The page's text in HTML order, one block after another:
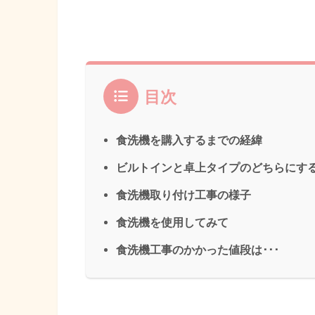
目次
食洗機を購入するまでの経緯
ビルトインと卓上タイプのどちらにす
食洗機取り付け工事の様子
食洗機を使用してみて
食洗機工事のかかった値段は･･･